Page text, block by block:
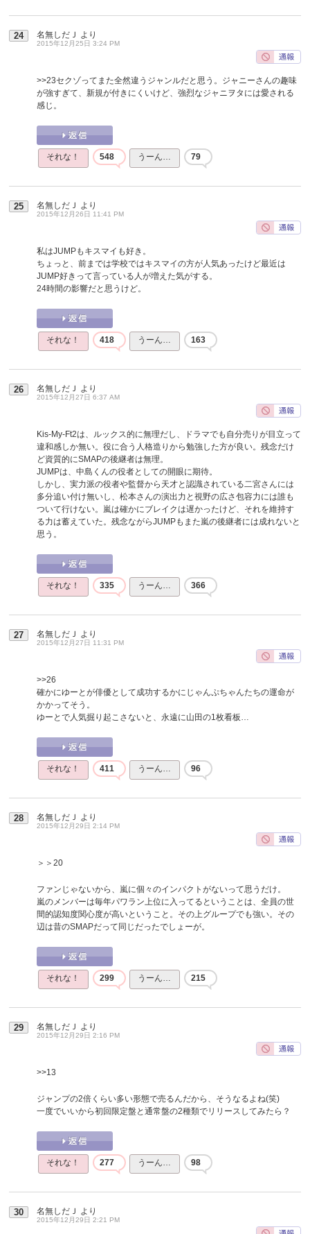
24 名無しだＪ より
2015年12月25日 3:24 PM
>>23セクゾってまた全然違うジャンルだと思う。ジャニーさんの趣味
が強すぎて、新規が付きにくいけど、強烈なジャニヲタには愛される
感じ。
それな！ 548 うーん… 79
25 名無しだＪ より
2015年12月26日 11:41 PM
私はJUMPもキスマイも好き。
ちょっと、前までは学校ではキスマイの方が人気あったけど最近は
JUMP好きって言っている人が増えた気がする。
24時間の影響だと思うけど。
それな！ 418 うーん… 163
26 名無しだＪ より
2015年12月27日 6:37 AM
Kis-My-Ft2は、ルックス的に無理だし、ドラマでも自分売りが目立って
違和感しか無い。役に合う人格造りから勉強した方が良い。残念だけ
ど資質的にSMAPの後継者は無理。
JUMPは、中島くんの役者としての開眼に期待。
しかし、実力派の役者や監督から天才と認識されている二宮さんには
多分追い付け無いし、松本さんの演出力と視野の広さ包容力には誰も
ついて行けない。嵐は確かにブレイクは遅かったけど、それを維持す
る力は蓄えていた。残念ながらJUMPもまた嵐の後継者には成れないと
思う。
それな！ 335 うーん… 366
27 名無しだＪ より
2015年12月27日 11:31 PM
>>26
確かにゆーとが俳優として成功するかにじゃんぷちゃんたちの運命が
かかってそう。
ゆーとで人気掘り起こさないと、永遠に山田の1枚看板…
それな！ 411 うーん… 96
28 名無しだＪ より
2015年12月29日 2:14 PM
＞＞20
ファンじゃないから、嵐に個々のインパクトがないって思うだけ。
嵐のメンバーは毎年パワラン上位に入ってるということは、全員の世
間的認知度関心度が高いということ。その上グループでも強い。その
辺は昔のSMAPだって同じだったでしょーが。
それな！ 299 うーん… 215
29 名無しだＪ より
2015年12月29日 2:16 PM
>>13
ジャンプの2倍くらい多い形態で売るんだから、そうなるよね(笑)
一度でいいから初回限定盤と通常盤の2種類でリリースしてみたら？
それな！ 277 うーん… 98
30 名無しだＪ より
2015年12月29日 2:21 PM